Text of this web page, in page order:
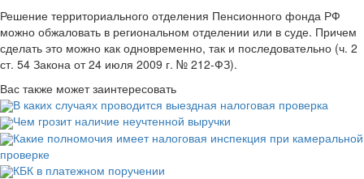
Решение территориального отделения Пенсионного фонда РФ
можно обжаловать в региональном отделении или в суде. Причем
сделать это можно как одновременно, так и последовательно (ч. 2
ст. 54 Закона от 24 июля 2009 г. № 212-ФЗ).
Вас также может заинтересовать
В каких случаях проводится выездная налоговая проверка
Чем грозит наличие неучтенной выручки
Какие полномочия имеет налоговая инспекция при камеральной
проверке
КБК в платежном поручении